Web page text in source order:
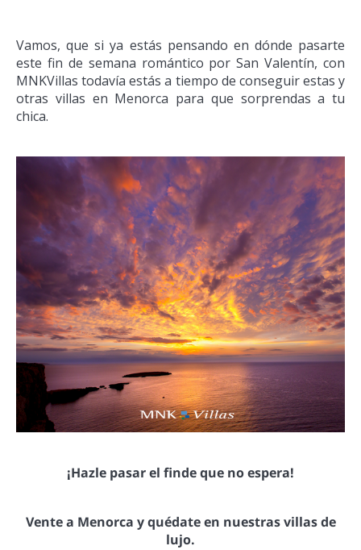
Vamos, que si ya estás pensando en dónde pasarte
este fin de semana romántico por San Valentín, con
MNKVillas todavía estás a tiempo de conseguir estas y
otras villas en Menorca para que sorprendas a tu
chica.
¡Hazle pasar el finde que no espera!
Vente a Menorca y quédate en nuestras villas de
lujo.